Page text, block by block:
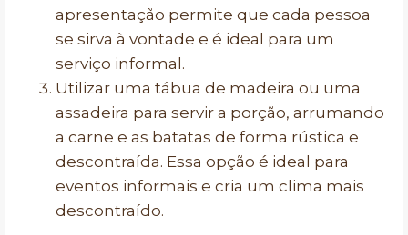
apresentação permite que cada pessoa
se sirva à vontade e é ideal para um
serviço informal.
Utilizar uma tábua de madeira ou uma
assadeira para servir a porção, arrumando
a carne e as batatas de forma rústica e
descontraída. Essa opção é ideal para
eventos informais e cria um clima mais
descontraído.